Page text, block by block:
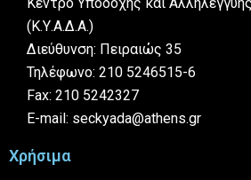
(Κ.Υ.Α.Δ.Α.)
Διεύθυνση: Πειραιώς 35
Τηλέφωνο: 210 5246515-6
Fax: 210 5242327
E-mail: seckyada@athens.gr
Χρήσιμα